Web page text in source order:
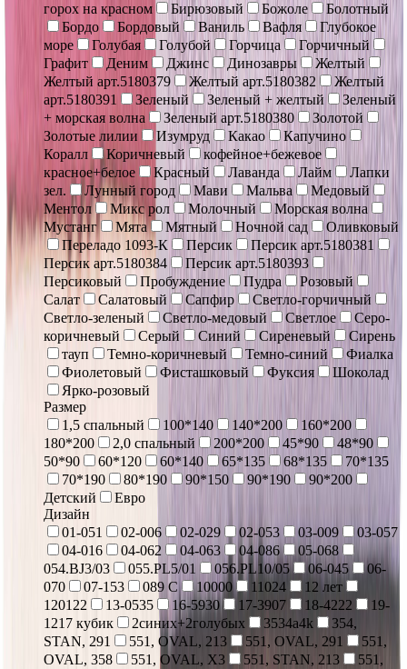
горох на красном
Бирюзовый Божоле
Болотный
Бордо
Бордовый Ваниль Вафля
Глубокое
море
Голубая Голубой Горчица
Горчичный
Графит
Деним Джинс Динозавры
Желтый
Желтый арт.5180379
Желтый арт.5180382
Желтый
арт.5180391
Зеленый Зеленый + желтый
Зеленый
+ морская волна
Зеленый арт.5180380
Золотой
Золотые лилии
Изумруд Какао
Капучино
Коралл
Коричневый
кофейное+бежевое
красное+белое
Красный Лаванда Лайм
Лапки
зел.
Лунный город Мави Мальва
Медовый
Ментол
Микс рол Молочный
Морская волна
Мустанг
Мята Мятный Ночной сад
Оливковый
Переладо 1093-К
Персик
Персик арт.5180381
Персик арт.5180384
Персик арт.5180393
Персиковый
Пробуждение Пудра
Розовый
Салат
Салатовый Сапфир
Светло-горчичный
Светло-зеленый
Светло-медовый Светлое
Серо-
коричневый
Серый Синий Сиреневый
Сирень
тауп
Темно-коричневый Темно-синий
Фиалка
Фиолетовый
Фисташковый Фуксия
Шоколад
Ярко-розовый
Размер
1,5 спальный
100*140 140*200
160*200
180*200
2,0 спальный 200*200 45*90
48*90
50*90
60*120 60*140 65*135 68*135
70*135
70*190
80*190 90*150 90*190
90*200
Детский
Евро
Дизайн
01-051
02-006 02-029 02-053 03-009
03-057
04-016
04-062 04-063 04-086
05-068
054.BJ3/03
055.PL5/01 056.PL10/05 06-045
06-
070
07-153 089 С 10000 11024
12 лет
120122
13-0535 16-5930 17-3907 18-4222
19-
1217 кубик
2синих+2голубых 3534a4k
354,
STAN, 291
551, OVAL, 213 551, OVAL, 291
551,
OVAL, 358
551, OVAL, X3 551, STAN, 213
551,